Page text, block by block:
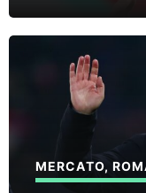
MERCATO,